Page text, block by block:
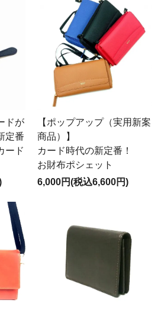
ドが
定番
ード
【ポップアップ（実用新案
商品）】
カード時代の新定番！
お財布ポシェット
6,000円(税込6,600円)